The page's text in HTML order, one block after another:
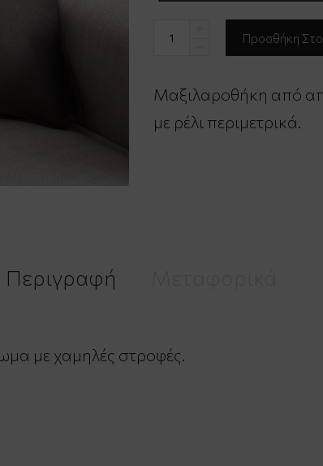
Μαξιλαροθήκη από
με ρέλι περιμετρικά.
Περιγραφή
με χαμηλές στροφές.